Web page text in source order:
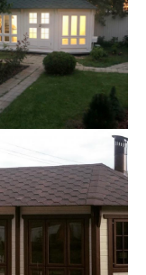
или
2665
2683
2674